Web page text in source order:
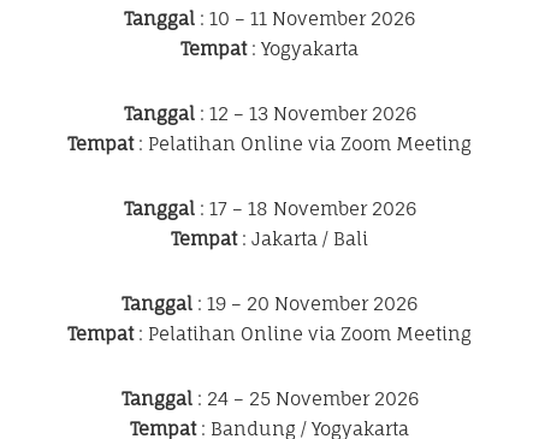
Tanggal : 10 – 11 November 2026
Tempat: Yogyakarta
Tanggal: 12 – 13 November 2026
Tempat: Pelatihan Online via Zoom Meeting
Tanggal: 17 – 18 November 2026
Tempat: Jakarta / Bali
Tanggal : 19 – 20 November 2026
Tempat: Pelatihan Online via Zoom Meeting
Tanggal: 24 – 25 November 2026
Tempat: Bandung / Yogyakarta